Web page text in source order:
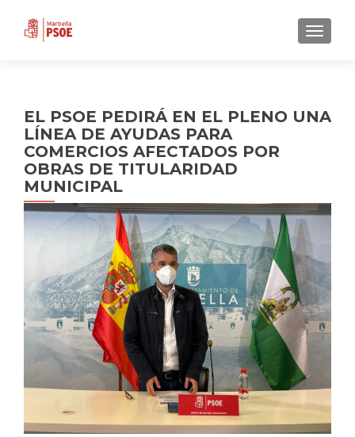
EL PSOE PEDIRÁ EN EL PLENO UNA
LÍNEA DE AYUDAS PARA
COMERCIOS AFECTADOS POR
OBRAS DE TITULARIDAD
MUNICIPAL